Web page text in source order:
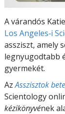
A várandós
Los Angeles‑i
assziszt, amely
legnyugodtabb
gyermekét.
AzAsszisztok
Scientology
kézikönyvének